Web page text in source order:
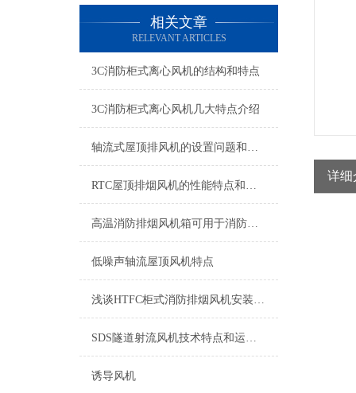
相关文章
RELEVANT ARTICLES
3C消防柜式离心风机的结构和特点
3C消防柜式离心风机几大特点介绍
轴流式屋顶排风机的设置问题和安装事项
RTC屋顶排烟风机的性能特点和优势介绍
高温消防排烟风机箱可用于消防排烟等介质的气体使用
低噪声轴流屋顶风机特点
浅谈HTFC柜式消防排烟风机安装注意事项
SDS隧道射流风机技术特点和运行维护
诱导风机
详细